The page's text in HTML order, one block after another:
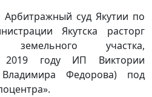
суд Якутии по
Якутска расторг
участка,
2019 году ИП Виктории
Федорова) под